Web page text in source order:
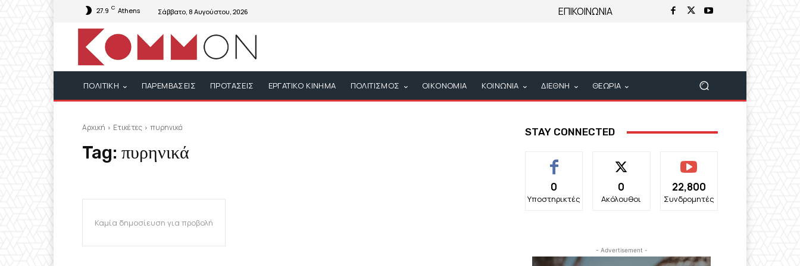
27.9 C Athens Σάββατο, 8 Αυγούστου, 2026 ΕΠΙΚΟΙΝΩΝΙΑ
ΠΟΛΙΤΙΚΗ ΠΑΡΕΜΒΑΣΕΙΣ ΠΡΟΤΑΣΕΙΣ ΕΡΓΑΤΙΚΟ ΚΙΝΗΜΑ ΠΟΛΙΤΙΣΜΟΣ ΟΙΚΟΝΟΜΙΑ ΚΟΙΝΩΝΙΑ ΔΙΕΘΝΗ ΘΕΩΡΙΑ
Αρχική Ετικέτες πυρηνικά
Tag: πυρηνικά
Καμία δημοσίευση για προβολή
STAY CONNECTED
0
Υποστηρικτές
0
Ακόλουθοι
22,800
Συνδρομητές
- Advertisement -